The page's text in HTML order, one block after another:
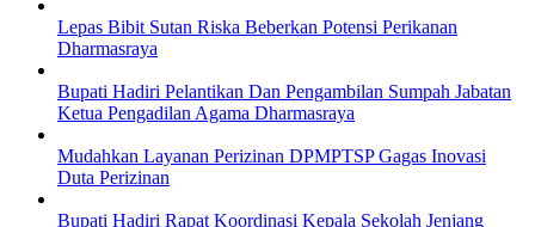
Lepas Bibit Sutan Riska Beberkan Potensi Perikanan
Dharmasraya
Bupati Hadiri Pelantikan Dan Pengambilan Sumpah Jabatan
Ketua Pengadilan Agama Dharmasraya
Mudahkan Layanan Perizinan DPMPTSP Gagas Inovasi
Duta Perizinan
Bupati Hadiri Rapat Koordinasi Kepala Sekolah Jenjang